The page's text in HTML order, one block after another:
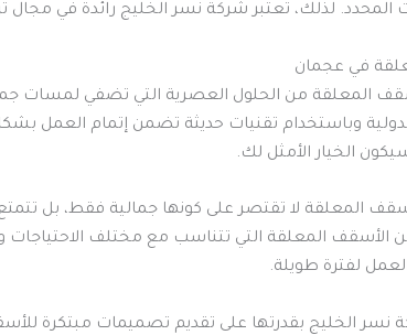
المحدد. لذلك، تعتبر شركة نسر الخليج رائدة في
في عجمان
المعلقة من الحلول العصرية التي تضفي لمسات
الدولية وباستخدام تقنيات حديثة تضمن إتمام العمل
الخيار الأمثل لك.
المعلقة لا تقتصر على كونها جمالية فقط، بل
الأسقف المعلقة التي تتناسب مع مختلف الاحتياجات
لفترة طويلة.
نسر الخليج بقدرتها على تقديم تصميمات مبتكرة